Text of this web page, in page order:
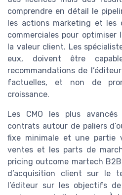
comprendre en détail le
les actions marketing et les
commerciales pour
la valeur client. Les
eux, doivent être
recommandations de
factuelles, et non de
croissance.
Les CMO les plus
contrats autour de paliers
fixe minimale et une partie
ventes et les parts de
pricing outcome martech
d’acquisition client sur le
l’éditeur sur les objectifs